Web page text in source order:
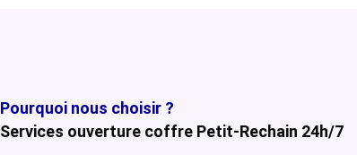
Pourquoi nous choisir ?
Services ouverture coffre Petit-Rechain 24h/7